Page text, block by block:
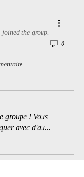
joined the group.
0
groupe ! Vous
avec d'au...